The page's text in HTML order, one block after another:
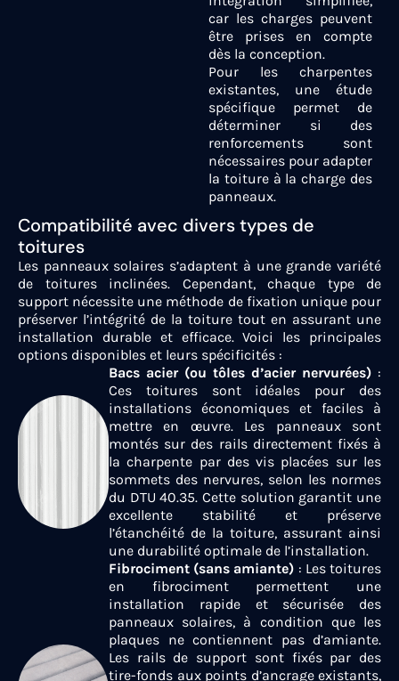
car les charges peuvent
être prises en compte
dès la conception.
Pour les charpentes
existantes, une étude
spécifique permet de
déterminer si des
renforcements sont
nécessaires pour adapter
la toiture à la charge des
panneaux.
Compatibilité avec divers types de
toitures
Les panneaux solaires s’adaptent à une grande variété
de toitures inclinées. Cependant, chaque type de
support nécessite une méthode de fixation unique pour
préserver l’intégrité de la toiture tout en assurant une
installation durable et efficace. Voici les principales
options disponibles et leurs spécificités :
Bacs acier (ou tôles d’acier nervurées) :
Ces toitures sont idéales pour des
installations économiques et faciles à
mettre en œuvre. Les panneaux sont
montés sur des rails directement fixés à
la charpente par des vis placées sur les
sommets des nervures, selon les normes
du DTU 40.35. Cette solution garantit une
excellente stabilité et préserve
l’étanchéité de la toiture, assurant ainsi
une durabilité optimale de l’installation.
Fibrociment (sans amiante) : Les toitures
en fibrociment permettent une
installation rapide et sécurisée des
panneaux solaires, à condition que les
plaques ne contiennent pas d’amiante.
Les rails de support sont fixés par des
tire-fonds aux points d’ancrage existants,